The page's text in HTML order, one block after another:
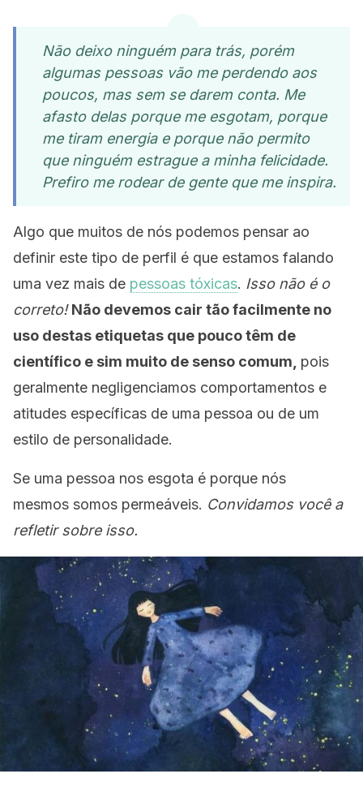
Não deixo ninguém para trás, porém
algumas pessoas vão me perdendo aos
poucos, mas sem se darem conta. Me
afasto delas porque me esgotam, porque
me tiram energia e porque não permito
que ninguém estrague a minha felicidade.
Prefiro me rodear de gente que me inspira.
Algo que muitos de nós podemos pensar ao
definir este tipo de perfil é que estamos falando
uma vez mais de pessoas tóxicas. Isso não é o
correto! Não devemos cair tão facilmente no
uso destas etiquetas que pouco têm de
científico e sim muito de senso comum, pois
geralmente negligenciamos comportamentos e
atitudes específicas de uma pessoa ou de um
estilo de personalidade.
Se uma pessoa nos esgota é porque nós
mesmos somos permeáveis. Convidamos você a
refletir sobre isso.